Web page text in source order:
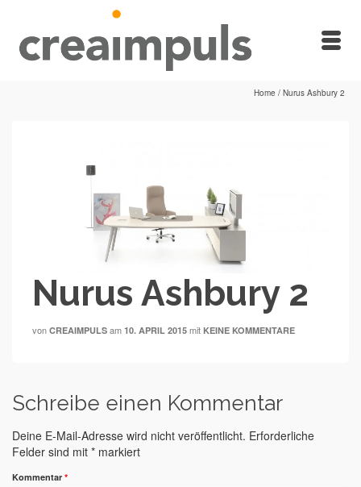
Home / Nurus Ashbury 2
Nurus Ashbury 2
von CREAIMPULS am 10. APRIL 2015 mit KEINE KOMMENTARE
Schreibe einen Kommentar
Deine E-Mail-Adresse wird nicht veröffentlicht. Erforderliche
Felder sind mit * markiert
Kommentar *